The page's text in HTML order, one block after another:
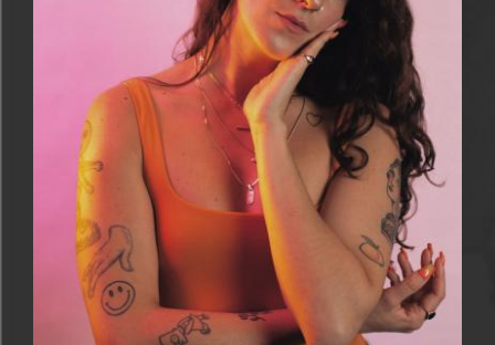
un viaggio dinamico tra house, breakbeat e sonorità
underground contemporanee, sempre guidati da un
forte senso del ritmo e da una connessione diretta
con il pubblico.
Ad affiancarla ci saranno i resident e organizzatori di
Basement,
Nicola Belli e Matteo Roma
, che
accompagneranno la serata di questo ultimo
appuntamento stagionale.
Per maggiori informazioni e prevendite è possibile